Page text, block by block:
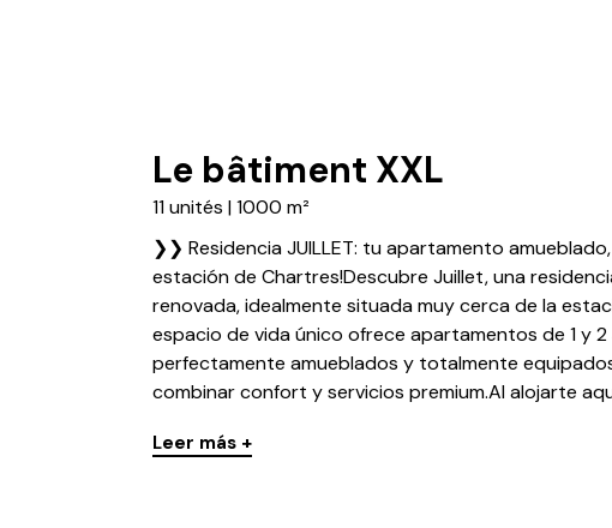
Le bâtiment XXL
11 unités | 1000 m²
❯❯ Residencia JUILLET: tu apartamento
estación de Chartres!Descubre Juillet, una
renovada, idealmente situada muy cerca de la
espacio de vida único ofrece apartamentos de 1 y
perfectamente amueblados y totalmente
combinar confort y servicios premium.Al alojarte
Leer más +